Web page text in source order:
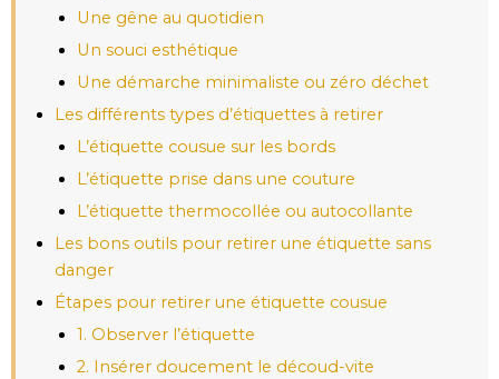
Une gêne au quotidien
Un souci esthétique
Une démarche minimaliste ou zéro déchet
Les différents types d’étiquettes à retirer
L’étiquette cousue sur les bords
L’étiquette prise dans une couture
L’étiquette thermocollée ou autocollante
Les bons outils pour retirer une étiquette sans
danger
Étapes pour retirer une étiquette cousue
1. Observer l’étiquette
2. Insérer doucement le découd-vite